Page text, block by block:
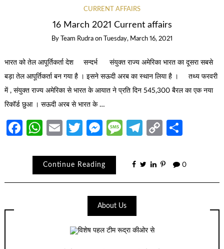
CURRENT AFFAIRS
16 March 2021 Current affairs
By Team Rudra on Tuesday, March 16, 2021
भारत को तेल आपूर्तिकर्ता देश सन्दर्भ संयुक्त राज्य अमेरिका भारत का दूसरा सबसे
बड़ा तेल आपूर्तिकर्ता बन गया है । इसने सऊदी अरब का स्थान लिया है । तथ्य फरवरी
में , संयुक्त राज्य अमेरिका से भारत के आयात ने प्रति दिन 545,300 बैरल का एक नया
रिकॉर्ड छुआ । सऊदी अरब से भारत के …
Facebook
WhatsApp
EmailTwitter
Messenger
Message
Telegram
Copy
Continue Reading 0
About Us